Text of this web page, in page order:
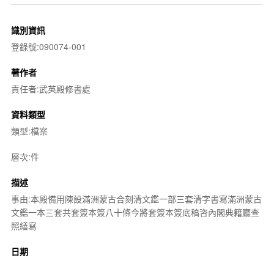
識別資訊
登錄號:090074-001
著作者
責任者:武英殿修書處
資料類型
類型:檔案
層次:件
描述
事由:本殿備用陳設滿洲蒙古合刻清文鑑一部三套清字書寫滿洲蒙古
文鑑一本三套共套簽本簽八十條今將套簽本簽底稿咨內閣典籍廳查
照繕寫
日期